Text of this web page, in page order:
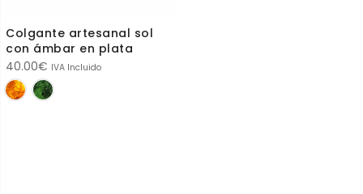
Colgante artesanal sol
con ámbar en plata
40.00€ IVA Incluido